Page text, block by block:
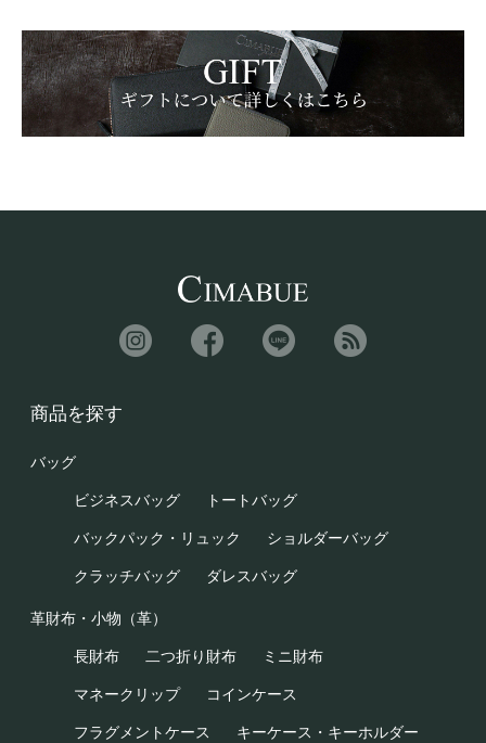
商品を探す
バッグ
ビジネスバッグ トートバッグ
バックパック・リュック ショルダーバッグ
クラッチバッグ ダレスバッグ
革財布・小物（革）
長財布 二つ折り財布 ミニ財布
マネークリップ コインケース
フラグメントケース キーケース・キーホルダー